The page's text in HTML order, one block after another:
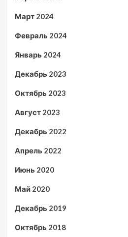
Март 2024
Февраль 2024
Январь 2024
Декабрь 2023
Октябрь 2023
Август 2023
Декабрь 2022
Апрель 2022
Июнь 2020
Май 2020
Декабрь 2019
Октябрь 2018